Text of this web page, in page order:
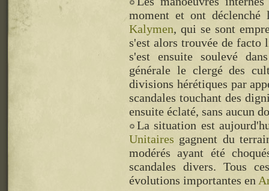
moment et ont
Kalymen, qui se sont
s'est alors trouvée de
s'est ensuite soulevé
générale le clergé des
divisions hérétiques par
scandales touchant des
ensuite éclaté, sans aucun
La situation est
Unitaires gagnent du
modérés ayant été
scandales divers. Tous
évolutions importantes en